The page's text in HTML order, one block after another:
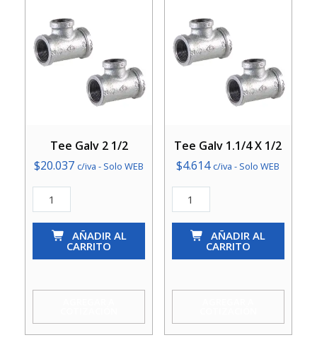
Tee Galv 2 1/2
$20.037 c/iva - Solo WEB
Tee
Galv
AÑADIR AL
CARRITO
Tee Galv 1.1/4 X 1/2
$4.614 c/iva - Solo WEB
Tee
Galv
1.1/4
cantidad
AÑADIR AL
CARRITO